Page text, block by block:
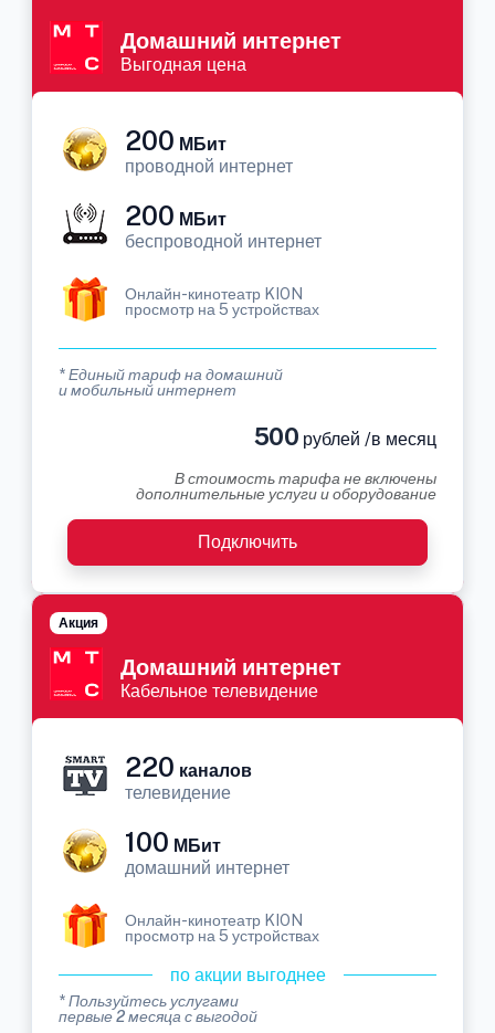
Домашний интернет
Выгодная цена
200 МБит
проводной интернет
200 МБит
беспроводной интернет
Онлайн-кинотеатр KION
просмотр на 5 устройствах
* Единый тариф на домашний
и мобильный интернет
500 рублей /в месяц
В стоимость тарифа не включены
дополнительные услуги и оборудование
Подключить
Домашний интернет
Кабельное телевидение
Акция
220 каналов
телевидение
100 МБит
домашний интернет
Онлайн-кинотеатр KION
просмотр на 5 устройствах
по акции выгоднее
* Пользуйтесь услугами
первые 2 месяца с выгодой